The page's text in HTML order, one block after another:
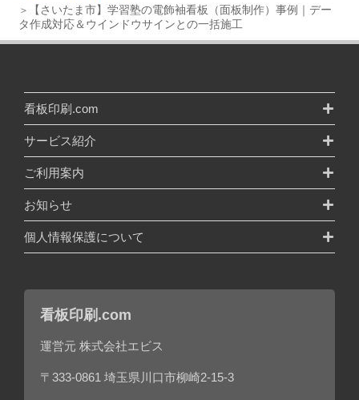
【さいたま市】学習塾の電飾袖看板（面板制作）事例｜デー
タ作成対応＆ウインドウサインとの一括施工
看板印刷.com
サービス紹介
ご利用案内
お知らせ
個人情報保護について
看板印刷.com
運営元 株式会社エビス
〒333-0861 埼玉県川口市柳崎2-15-3